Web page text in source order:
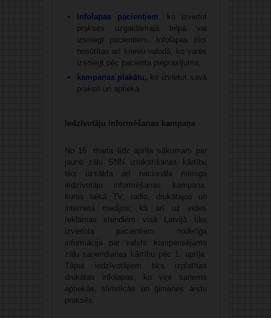
i nfolapas pacientiem , ko izvietot
prakses uzgaidāmajā telpā vai
izsniegt pacientiem. Infolapas tiks
nosūtītas arī krievu valodā, ko varēs
izsniegt pēc pacienta pieprasījuma;
kampaņas plakātu, ko izvietot savā
praksē un aptiekā.
Iedzīvotāju informēšanas kampaņa
No 16. marta līdz aprīļa sākumam par
jauno zāļu SNN izrakstīšanas kārtību
tiks uzsākta arī nacionāla mēroga
iedzīvotāju informēšanas kampaņa,
kuras laikā TV, radio, drukātajos un
interneta medijos, kā arī uz vides
reklāmas stendiem visā Latvijā tiks
izvietota pacientiem noderīga
informācija par valsts kompensējamo
zāļu saņemšanas kārtību pēc 1. aprīļa.
Tāpat iedzīvotājiem tiks izplatītas
drukātas infolapas, ko viņi saņems
aptiekās, slimnīcās un ģimenes ārstu
praksēs.